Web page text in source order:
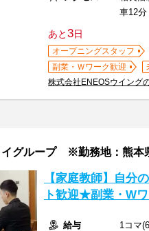
車12分
あと3日
オープニングスタッフ
副業・Ｗワーク歓迎
株式会社ENEOSウイング
イグループ ※勤務地：熊本
【家庭教師】自分
ト歓迎★副業・W
給与
1コマ